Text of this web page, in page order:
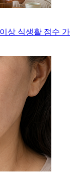
상 식생활 점수 가